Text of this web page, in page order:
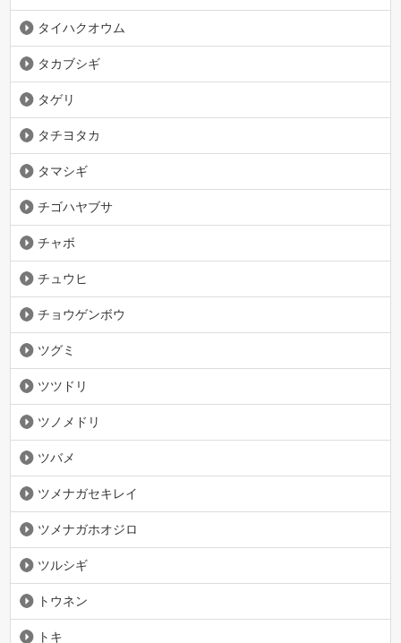
タイハクオウム
タカブシギ
タゲリ
タチヨタカ
タマシギ
チゴハヤブサ
チャボ
チュウヒ
チョウゲンボウ
ツグミ
ツツドリ
ツノメドリ
ツバメ
ツメナガセキレイ
ツメナガホオジロ
ツルシギ
トウネン
トキ